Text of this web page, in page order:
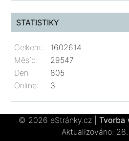
STATISTIKY
Online: 3
Celkem:
1602614
Měsíc:
29547
Den:
805
© 2026 eStránky.cz Tvorba
Aktualizováno: